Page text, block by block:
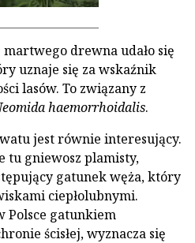
drewna udało się
uznaje się za wskaźnik
lasów. To związany z
haemorrhoidalis.
jest równie interesujący.
tu gniewosz plamisty,
gatunek węża, który
ciepłolubnymi.
Polsce gatunkiem
ścisłej, wyznacza się